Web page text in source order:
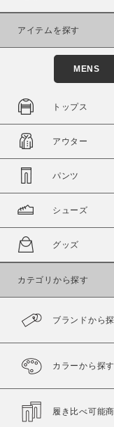
こ
アイテムを探す
MENS
トップス
アウター
パンツ
シューズ
グッズ
カテゴリから探す
ブランドから
カラーから探す
履き比べ可能